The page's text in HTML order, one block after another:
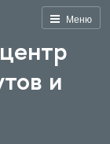
Меню
и